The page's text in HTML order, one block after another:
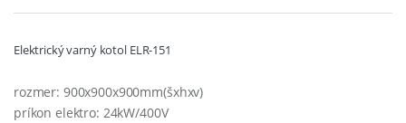
Elektrický varný kotol ELR-151
rozmer: 900x900x900mm(šxhxv)
príkon elektro: 24kW/400V